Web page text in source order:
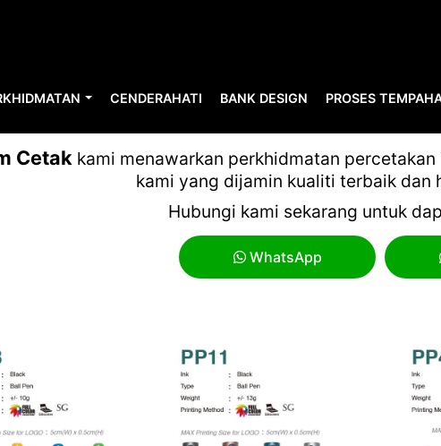
CENDERAHATI BANK DESIGN PROSES
Cetakkami menawarkan perkhidmatan
kami yang dijamin kualiti terbaik dan
Hubungi kami sekarang untuk
WhatsApp